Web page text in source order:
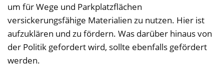
um für Wege und Parkplatzflächen
versickerungsfähige Materialien zu nutzen. Hier ist
aufzuklären und zu fördern. Was darüber hinaus von
der Politik gefordert wird, sollte ebenfalls gefördert
werden.